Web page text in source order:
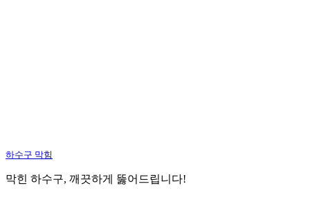
하수구 막힘
막힌 하수구, 깨끗하게 뚫어드립니다!